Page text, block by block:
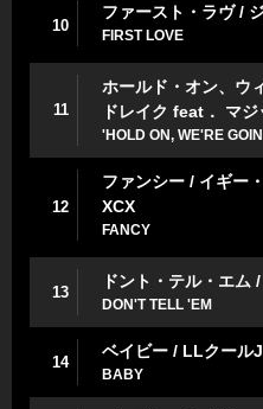
10
ファースト・ラヴ /
FIRST LOVE
11
ホールド・オン、ウ
ドレイク feat． マ
'HOLD ON, WE'RE
12
ファンシー / イギー
XCX
FANCY
13
ドント・テル・エム
DON'T TELL 'EM
14
ベイビー / LLクール
BABY